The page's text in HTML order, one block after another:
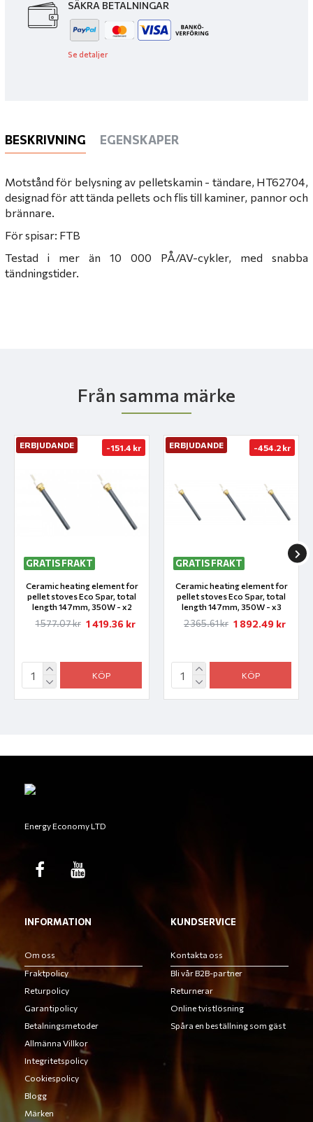
SÄKRA BETALNINGAR
Se detaljer
BESKRIVNING EGENSKAPER
Motstånd för belysning av pelletskamin - tändare, HT62704,
designad för att tända pellets och flis till kaminer, pannor och
brännare.
För spisar: FTB
Testad i mer än 10 000 PÅ/AV-cykler, med snabba
tändningstider.
Från samma märke
ERBJUDANDE
GRATIS FRAKT
-151.4 kr
Ceramic heating element for
pellet stoves Eco Spar, total
length 147mm, 350W - x2
1 419.36 kr
1 577.07 kr
KÖP
ERBJUDANDE
GRATIS FRAKT
-454.2 kr
Ceramic heating element for
pellet stoves Eco Spar, total
length 147mm, 350W - x3
1 892.49 kr
2 365.61 kr
KÖP
Energy Economy LTD
INFORMATION
Om oss
Fraktpolicy
Returpolicy
Garantipolicy
Betalningsmetoder
Allmänna Villkor
Integritetspolicy
Cookiespolicy
Blogg
Märken
KUNDSERVICE
Kontakta oss
Bli vår B2B-partner
Returnerar
Online tvistlösning
Spåra en beställning som gäst